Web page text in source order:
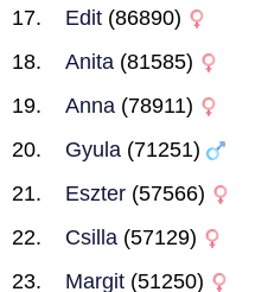
Edit (86890)
Anita (81585)
Anna (78911)
Gyula (71251)
Eszter (57566)
Csilla (57129)
Margit (51250)